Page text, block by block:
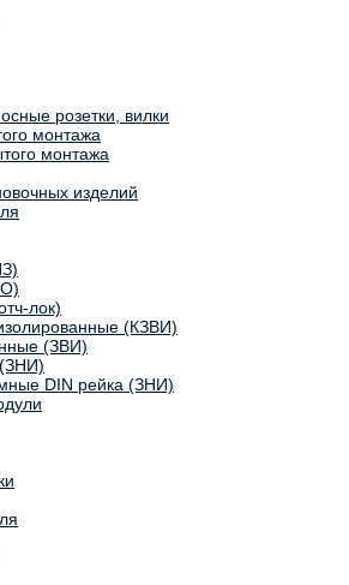
розетки, вилки
монтажа
монтажа
изделий
лок)
(КЗВИ)
(ЗВИ)
DIN рейка (ЗНИ)